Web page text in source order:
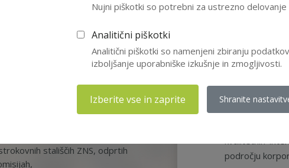
zagotovite
nasvetov,
stališčih ZNS, odprtih
Članstvo v
usposabljanju
moji trenutni
Dostop do
kvalitetnih
področju
Nujni piškotki so potrebni za ustrezno
Analitični piškotki
Analitični piškotki so namenjeni zbiranju
izboljšanje uporabniške izkušnje in zmogljivosti.
Izberite vse in zaprite Shranite